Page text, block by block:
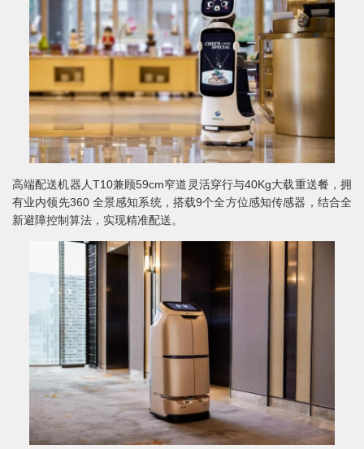
高端配送机器人T10兼顾59cm窄道灵活穿行与40Kg大载重送餐，拥
有业内领先360 全景感知系统，搭载9个全方位感知传感器，结合全
新避障控制算法，实现精准配送。